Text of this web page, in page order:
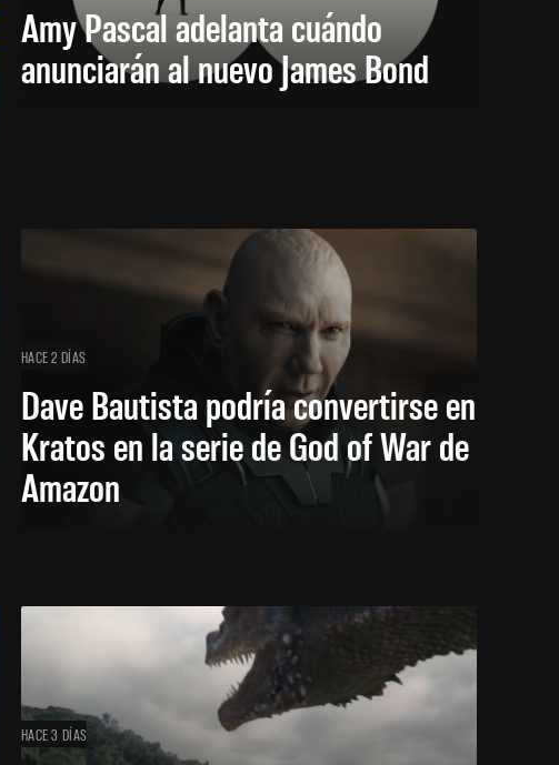
Amy Pascal adelanta cuándo
anunciarán al nuevo James Bond
HACE 2 DÍAS
Dave Bautista podría convertirse en
Kratos en la serie de God of War de
Amazon
HACE 3 DÍAS